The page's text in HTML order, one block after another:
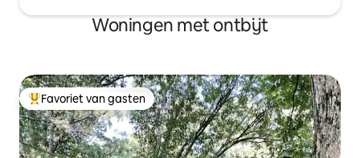
Woningen met ontbijt
Topfavoriet van gasten
Favoriet van gasten